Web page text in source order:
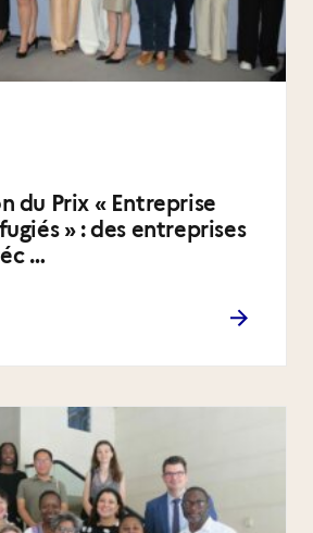
du Prix « Entreprise
» : des entreprises
…